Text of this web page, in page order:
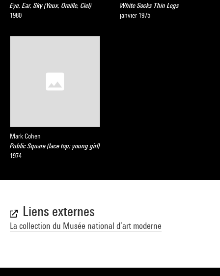
Eye, Ear, Sky (Yeux, Oreille, Ciel)
1980
White Socks Thin Legs
janvier 1975
Mark Cohen
Public Square (lace top; young girl)
1974
Liens externes
La collection du Musée national d’art moderne